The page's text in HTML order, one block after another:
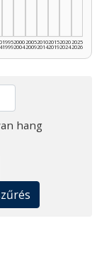
1995
1999
2000
2004
2005
2009
2010
2014
2015
2019
2020
2024
2025
2026
hang